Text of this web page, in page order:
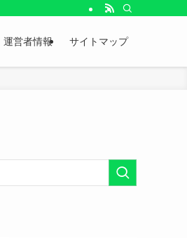
運営者情報 サイトマップ